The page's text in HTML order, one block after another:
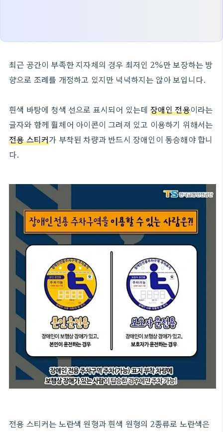
최근 공간이 부족한 지자체의 경우 최저인 2%만 보장하는 방
향으로 조례를 개정하고 있지만 넉넉하지는 않아 보입니다.
흰색 바탕에 청색 선으로 표시되어 있는데 장애인 전용이라는
글자와 함께 휠체어 아이콘이 그려져 있고 이용하기 위해서는
전용 스티커가 부착된 차량과 반드시 장애인이 동승해야 합니
다.
전용 스티커는 노란색 원형과 흰색 원형의 2종류로 노란색은